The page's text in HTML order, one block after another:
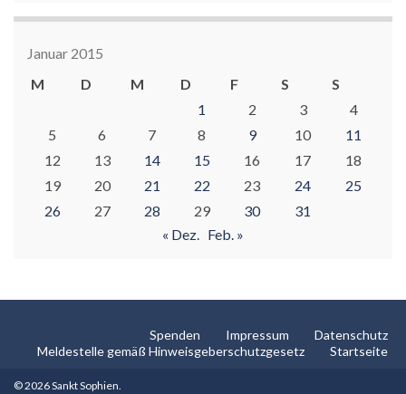
Januar 2015
M
D M D F S
S
1
2 3
4
5
6 7 8 9 10
11
12
13 14 15 16 17
18
19
20 21 22 23 24
25
26
27 28 29 30
31
« Dez. Feb. »
Spenden Impressum
Datenschutz
Meldestelle gemäß Hinweisgeberschutzgesetz
Startseite
© 2026 Sankt Sophien.